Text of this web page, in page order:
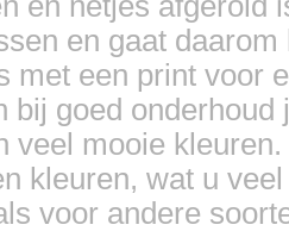
en gaat
met een print voor
bij goed
veel mooie
kleuren, wat u
voor andere